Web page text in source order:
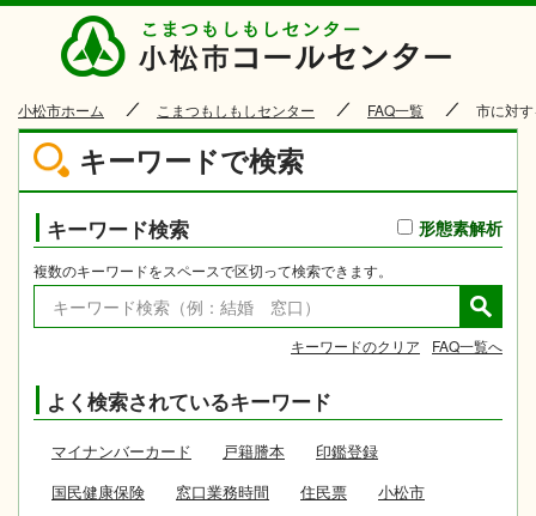
小松市ホーム こまつもしもしセンター FAQ一覧 市に対
キーワードで検索
キーワード検索 形態素解析
複数のキーワードをスペースで区切って検索できます。
キーワードのクリア FAQ一覧へ
よく検索されているキーワード
マイナンバーカード 戸籍謄本
印鑑登録
国民健康保険
窓口業務時間 住民票
小松市